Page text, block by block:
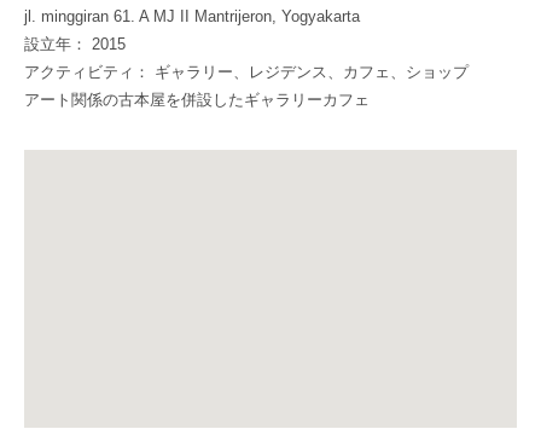
jl. minggiran 61. A MJ II Mantrijeron, Yogyakarta
設立年： 2015
アクティビティ： ギャラリー、レジデンス、カフェ、ショップ
アート関係の古本屋を併設したギャラリーカフェ